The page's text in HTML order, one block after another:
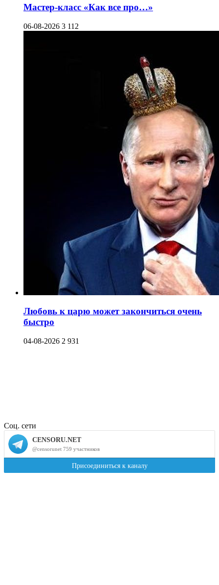
Мастер-класс «Как все про…»
06-08-2026 3 112
Любовь к царю может закончиться очень
быстро
04-08-2026 2 931
Соц. сети